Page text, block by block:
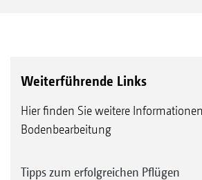
Weiterführende Links
Hier finden Sie weitere
Bodenbearbeitung
Tipps zum erfolgreichen Pflügen